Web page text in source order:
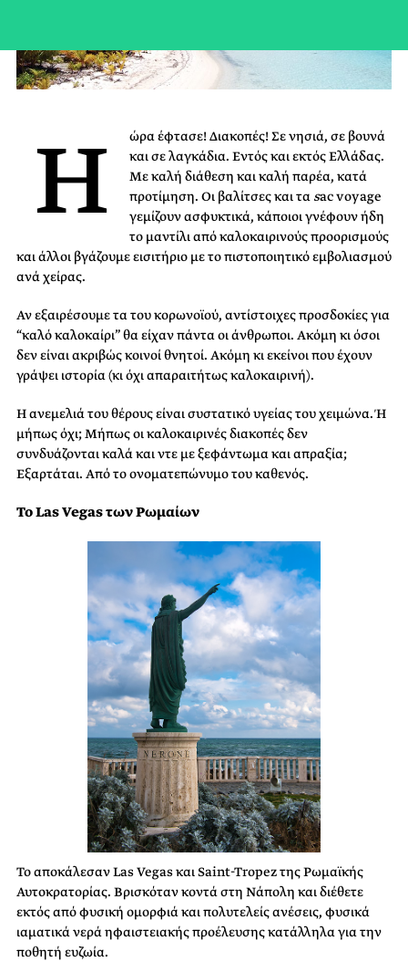
Η
ώρα έφτασε! Διακοπές! Σε νησιά, σε βουνά
και σε λαγκάδια. Εντός και εκτός Ελλάδας.
Με καλή διάθεση και καλή παρέα, κατά
προτίμηση. Οι βαλίτσες και τα sac voyage
γεμίζουν ασφυκτικά, κάποιοι γνέφουν ήδη
το μαντίλι από καλοκαιρινούς προορισμούς
και άλλοι βγάζουμε εισιτήριο με το πιστοποιητικό εμβολιασμού
ανά χείρας.
Αν εξαιρέσουμε τα του κορωνοϊού, αντίστοιχες προσδοκίες για
“καλό καλοκαίρι” θα είχαν πάντα οι άνθρωποι. Ακόμη κι όσοι
δεν είναι ακριβώς κοινοί θνητοί. Ακόμη κι εκείνοι που έχουν
γράψει ιστορία (κι όχι απαραιτήτως καλοκαιρινή).
Η ανεμελιά του θέρους είναι συστατικό υγείας του χειμώνα. Ή
μήπως όχι; Μήπως οι καλοκαιρινές διακοπές δεν
συνδυάζονται καλά και ντε με ξεφάντωμα και απραξία;
Εξαρτάται. Από το ονοματεπώνυμο του καθενός.
Το Las Vegas των Ρωμαίων
Το αποκάλεσαν Las Vegas και Saint-Tropez της Ρωμαϊκής
Αυτοκρατορίας. Βρισκόταν κοντά στη Νάπολη και διέθετε
εκτός από φυσική ομορφιά και πολυτελείς ανέσεις, φυσικά
ιαματικά νερά ηφαιστειακής προέλευσης κατάλληλα για την
ποθητή ευζωία.